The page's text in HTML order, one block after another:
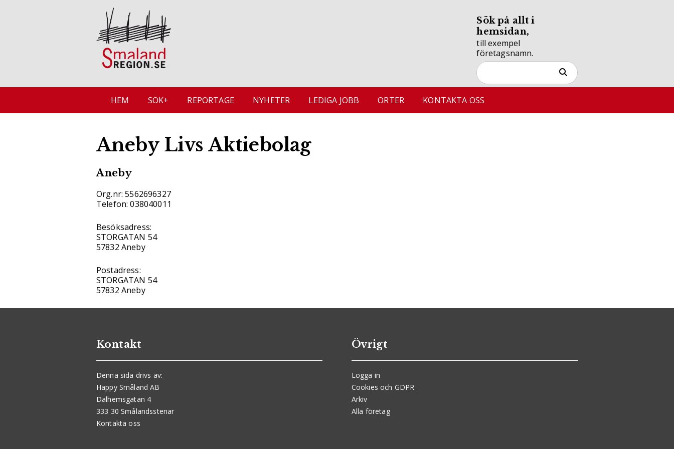
Sök på allt i
hemsidan,
till exempel
företagsnamn.
HEM SÖK+ REPORTAGE NYHETER LEDIGA JOBB ORTER KONTAKTA OSS
Aneby Livs Aktiebolag
Aneby
Org.nr: 5562696327
Telefon: 038040011
Besöksadress:
STORGATAN 54
57832 Aneby
Postadress:
STORGATAN 54
57832 Aneby
Kontakt
Denna sida drivs av:
Happy Småland AB
Dalhemsgatan 4
333 30 Smålandsstenar
Kontakta oss
Övrigt
Logga in
Cookies och GDPR
Arkiv
Alla företag